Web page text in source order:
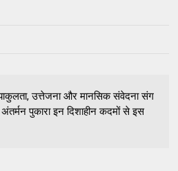
उत्तेजना और मानसिक संवेदना संग
पुकारा इन दिशाहीन कदमों से इस